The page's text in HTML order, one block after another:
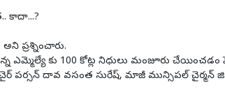
కాదా...?
ప్రశ్నించారు.
ఎమ్మెల్యే కు 100 కోట్ల నిధులు మంజూరు
పర్సన్ దావ వసంత సురేష్, మాజీ మున్సిపల్ చైర్మన్